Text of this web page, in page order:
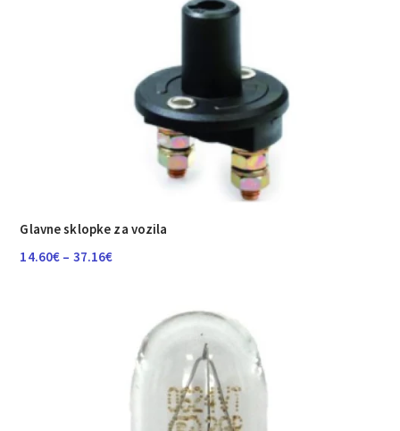
Glavne sklopke za vozila
14.60€ – 37.16€Raspon
37.16€